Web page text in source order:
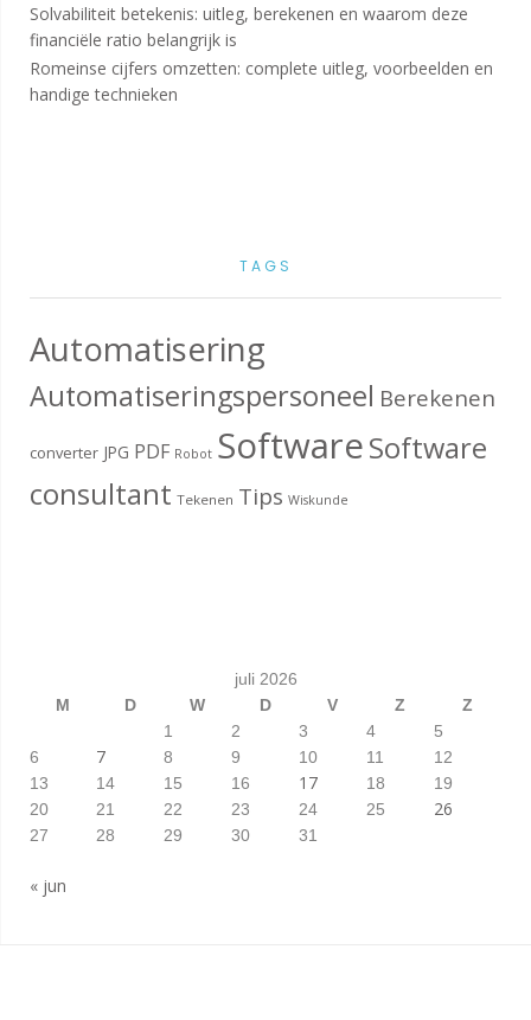
Solvabiliteit betekenis: uitleg, berekenen en waarom deze
financiële ratio belangrijk is
Romeinse cijfers omzetten: complete uitleg, voorbeelden en
handige technieken
TAGS
Automatisering
Automatiseringspersoneel Berekenen
converter JPG PDF Robot SoftwareSoftware
consultant Tekenen Tips Wiskunde
juli 2026
M
D W D V Z
Z
1
2 3 4
5
6
7 8 9 10 11
12
13
14 15 16 17 18
19
20
21 22 23 24 25 26
27 28 29 30 31
« jun